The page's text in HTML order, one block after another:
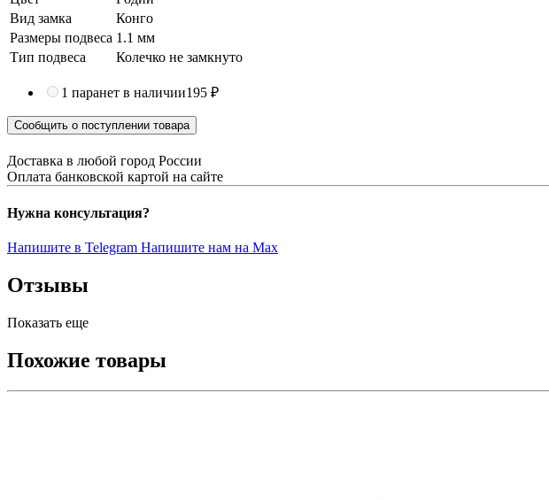
Вид замка
Конго
Размеры подвеса 1.1 мм
Тип подвеса
Колечко не замкнуто
1 паранет в наличии195 ₽
Сообщить о поступлении товара
Доставка в любой город России
Оплата банковской картой на сайте
Нужна консультация?
Напишите в Telegram Напишите нам на Max
Отзывы
Показать еще
Похожие товары